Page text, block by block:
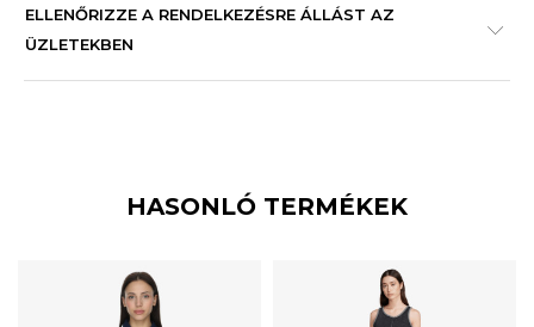
ELLENŐRIZZE A RENDELKEZÉSRE ÁLLÁST AZ
ÜZLETEKBEN
HASONLÓ TERMÉKEK